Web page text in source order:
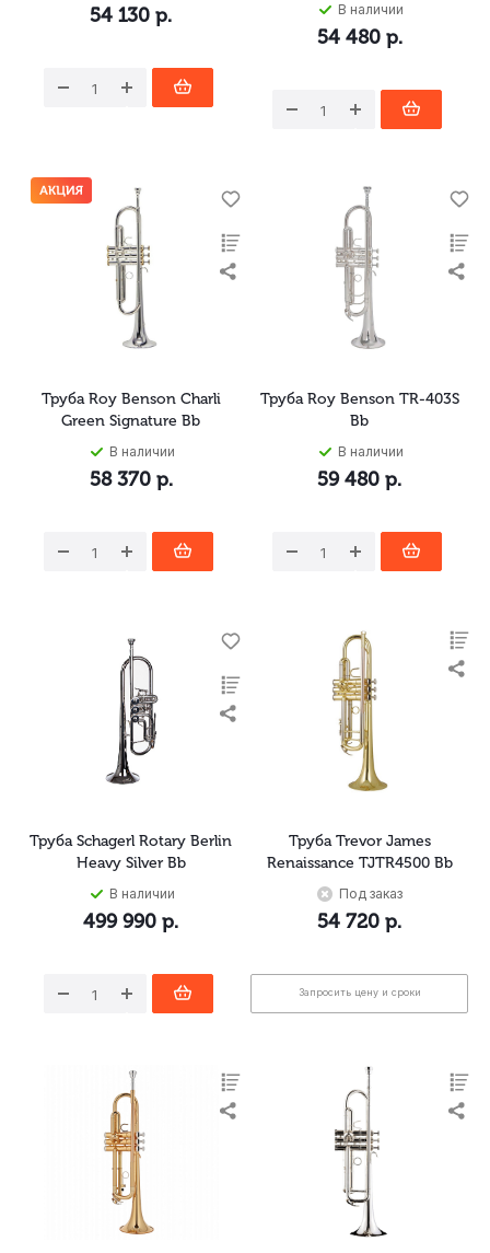
54 130 р. В наличии
54 480р.
Труба Roy Benson Charli
Green Signature Bb
В наличии
58 370р.
Труба Roy Benson TR-403S
Bb
В наличии
59 480 р.
Труба Schagerl Rotary Berlin
Heavy Silver Bb
В наличии
499 990 р.
Труба Trevor James
Renaissance TJTR4500 Bb
Под заказ
54 720 р.
Запросить цену и сроки